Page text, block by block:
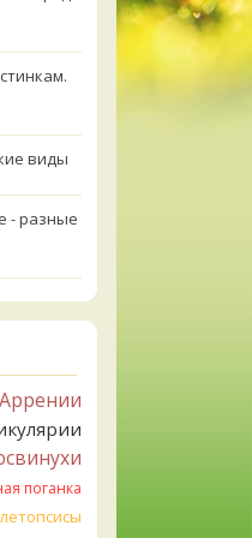
виды
- разные
варке
его
Аррении
поганка